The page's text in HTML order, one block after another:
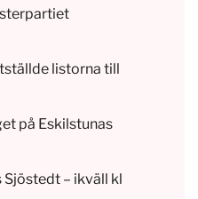
listorna till
på Eskilstunas
Sjöstedt – ikväll kl